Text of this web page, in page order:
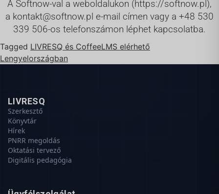
A Softnow-val a weboldalukon (https://softnow.pl),
a kontakt@softnow.pl e-mail címen vagy a +48 530
339 506-os telefonszámon léphet kapcsolatba.
Tagged LIVRESQ és CoffeeLMS elérhető
Lengyelországban
LIVRESQ
Szerkesztő
Könyvtár
Hírek
PNRR megoldás
Oktatási tervező
Digitális pedagógia